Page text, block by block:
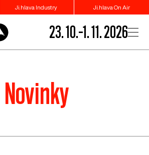
1">
Ji.hlava Industry Ji.hlava On Air
23. 10.–1. 11. 2026
Novinky